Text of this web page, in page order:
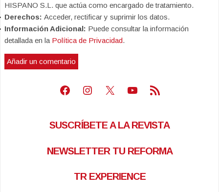
HISPANO S.L. que actúa como encargado de tratamiento.
Derechos: Acceder, rectificar y suprimir los datos.
Información Adicional: Puede consultar la información
detallada en la Política de Privacidad.
Facebook
Instagram
X Youtube
Feed RSS
SUSCRÍBETE A LA REVISTA
NEWSLETTER TU REFORMA
TR EXPERIENCE